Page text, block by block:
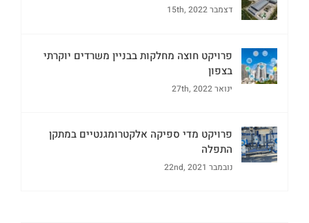
דצמבר 15th, 2022
פרויקט חוצה מחלקות בבניין משרדים יוקרתי
בצפון
ינואר 27th, 2022
פרויקט מדי ספיקה אלקטרומגנטיים במתקן
התפלה
נובמבר 22nd, 2021